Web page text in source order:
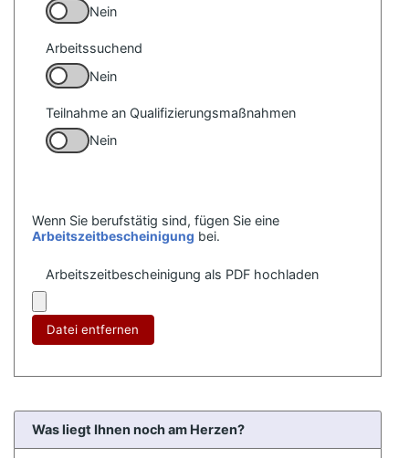
Nein
Arbeitssuchend
Nein
Teilnahme an Qualifizierungsmaßnahmen
Nein
Wenn Sie berufstätig sind, fügen Sie eine
Arbeitszeitbescheinigung bei.
Arbeitszeitbescheinigung als PDF hochladen
Datei entfernen
Was liegt Ihnen noch am Herzen?